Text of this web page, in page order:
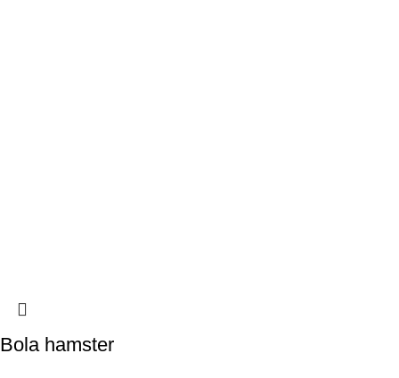
Bola hamster